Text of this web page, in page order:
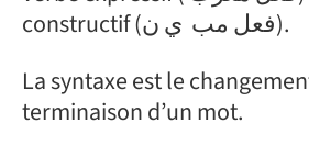
constructif (فعل مبي ن).
La syntaxe est le
terminaison d’un mot.